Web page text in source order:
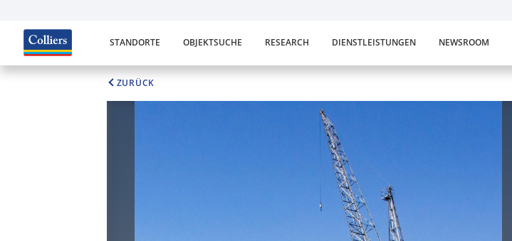
STANDORTE OBJEKTSUCHE RESEARCH DIENSTLEISTUNGEN NEWSROOM
ZURÜCK